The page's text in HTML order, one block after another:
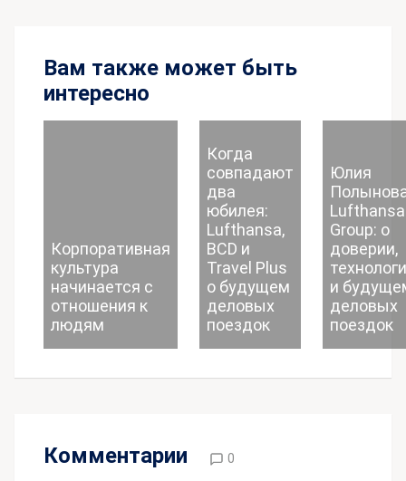
Вам также может быть
интересно
Корпоративная
культура
начинается с
отношения к
людям
Когда
совпадают
два
юбилея:
Lufthansa,
BCD и
Travel Plus
о будущем
деловых
поездок
Юлия
Lufthansa
Group: о
доверии,
и
деловых
поездок
Комментарии 0